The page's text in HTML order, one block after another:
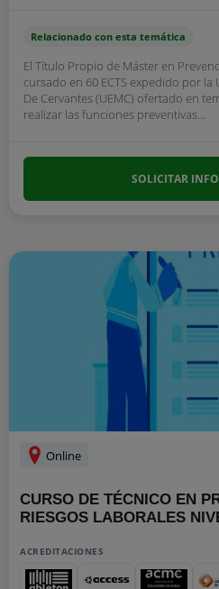
Relacionado con esta temática
El Título Propio de Máster en
cursado en 60 ECTS expedido por
De Cervantes (UEMC) ofertado en
realizar las funciones preventivas...
SOLICITAR
Online
CURSO DE TÉCNICO EN
RIESGOS LABORALES
ACREDITACIONES